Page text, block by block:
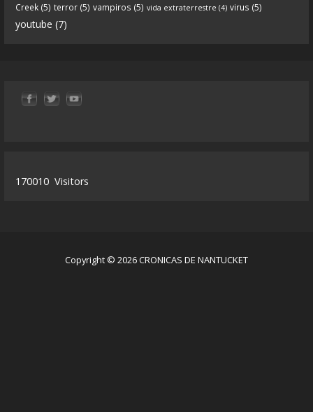
Creek (5) terror (5) vampiros (5) vida extraterrestre (4) virus (5)
youtube (7)
170010 Visitors
Copyright © 2026 CRONICAS DE NANTUCKET